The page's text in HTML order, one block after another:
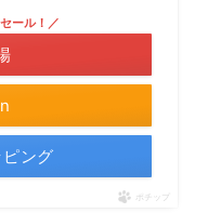
ール！／
ング
ポチップ